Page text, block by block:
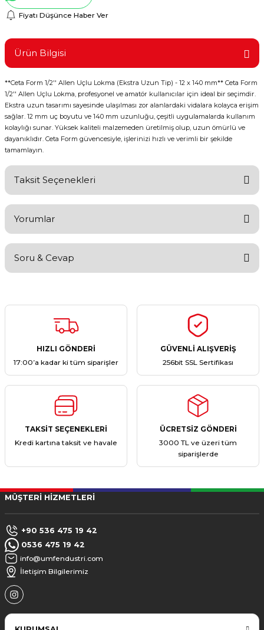
Fiyatı Düşünce Haber Ver
Ürün Bilgisi
**Ceta Form 1/2'' Allen Uçlu Lokma (Ekstra Uzun Tip) - 12 x 140 mm** Ceta Form
1/2'' Allen Uçlu Lokma, profesyonel ve amatör kullanıcılar için ideal bir seçimdir.
Ekstra uzun tasarımı sayesinde ulaşılması zor alanlardaki vidalara kolayca erişim
sağlar. 12 mm uç boyutu ve 140 mm uzunluğu, çeşitli uygulamalarda kullanım
kolaylığı sunar. Yüksek kaliteli malzemeden üretilmiş olup, uzun ömürlü ve
dayanıklıdır. Ceta Form güvencesiyle, işlerinizi hızlı ve verimli bir şekilde
tamamlayın.
Taksit Seçenekleri
Yorumlar
Yorum Yaz
Soru & Cevap
Ürün hakkında henüz soru sorulmamış.
HIZLI GÖNDERİ
17:00’a kadar ki tüm siparişler
GÜVENLİ ALIŞVERİŞ
256bit SSL Sertifikası
TAKSİT SEÇENEKLERİ
Kredi kartına taksit ve havale
ÜCRETSİZ GÖNDERİ
3000 TL ve üzeri tüm
siparişlerde
MÜŞTERİ HİZMETLERİ
+90 536 475 19 42
0536 475 19 42
info@umfendustri.com
İletişim Bilgilerimiz